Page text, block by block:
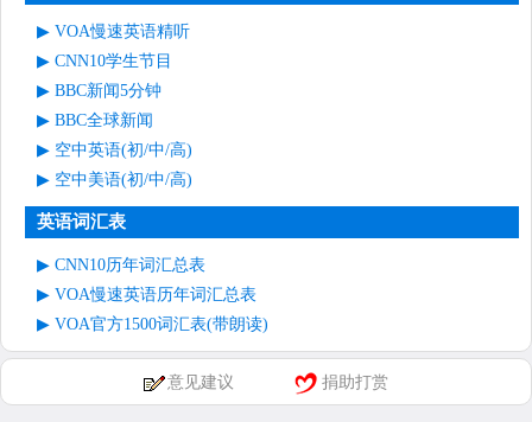
VOA慢速英语精听
CNN10学生节目
BBC新闻5分钟
BBC全球新闻
空中英语(初/中/高)
空中美语(初/中/高)
英语词汇表
CNN10历年词汇总表
VOA慢速英语历年词汇总表
VOA官方1500词汇表(带朗读)
意见建议 捐助打赏